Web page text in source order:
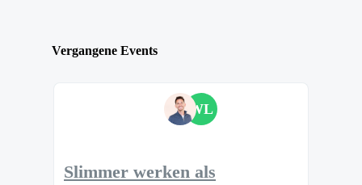
Vergangene Events
WL
Slimmer werken als